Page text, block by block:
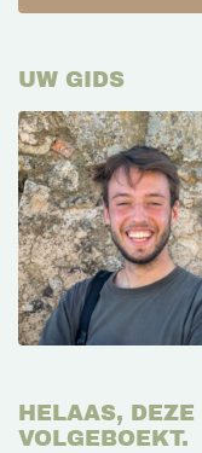
UW GIDS
HELAAS,
VOLGEBOEKT.